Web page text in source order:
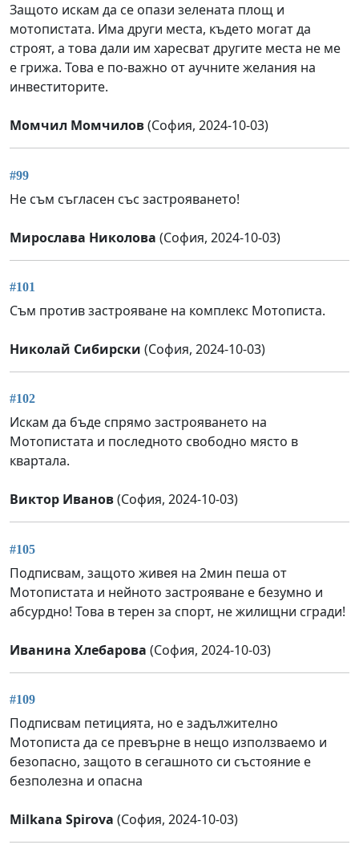
Защото искам да се опази зелената площ и
мотопистата. Има други места, където могат да
строят, а това дали им харесват другите места не ме
е грижа. Това е по-важно от аучните желания на
инвеститорите.
Момчил Момчилов(София, 2024-10-03)
#99
Не съм съгласен със застрояването!
Мирослава Николова (София, 2024-10-03)
#101
Съм против застрояване на комплекс Мотописта.
Николай Сибирски (София, 2024-10-03)
#102
Искам да бъде спрямо застрояването на
Мотопистата и последното свободно място в
квартала.
Виктор Иванов(София, 2024-10-03)
#105
Подписвам, защото живея на 2мин пеша от
Мотопистата и нейното застрояване е безумно и
абсурдно! Това в терен за спорт, не жилищни сгради!
Иванина Хлебарова (София, 2024-10-03)
#109
Подписвам петицията, но е задължително
Мотописта да се превърне в нещо използваемо и
безопасно, защото в сегашното си състояние е
безполезна и опасна
Milkana Spirova (София, 2024-10-03)